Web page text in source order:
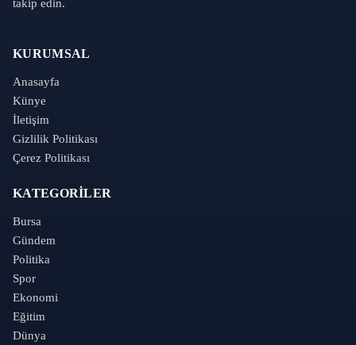
takip edin.
KURUMSAL
Anasayfa
Künye
İletişim
Gizlilik Politikası
Çerez Politikası
KATEGORILER
Bursa
Gündem
Politika
Spor
Ekonomi
Eğitim
Dünya